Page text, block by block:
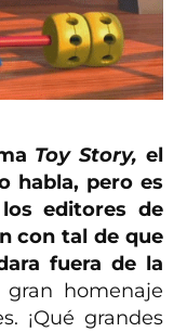
Toy Story, el
habla, pero es
editores de
con tal de que
fuera de la
homenaje
¡Qué grandes